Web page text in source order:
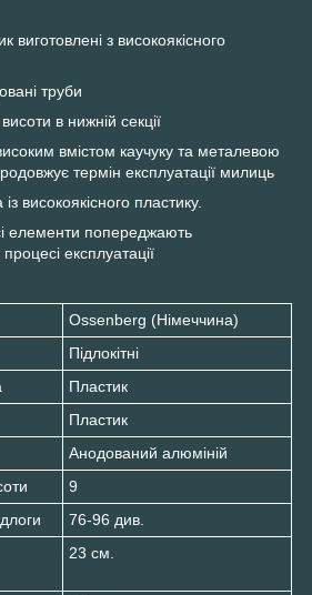
виготовлені з високоякісного
труби
в нижній секції
вмістом каучуку та металевою
термін експлуатації милиць
високоякісного пластику.
елементи попереджають
експлуатації
Ossenberg (Німеччина)
Підлокітні
Пластик
Пластик
Анодований алюміній
9
76-96 див.
23 см.